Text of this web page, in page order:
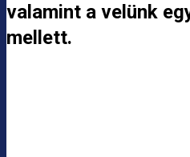
valamint a velünk
mellett.